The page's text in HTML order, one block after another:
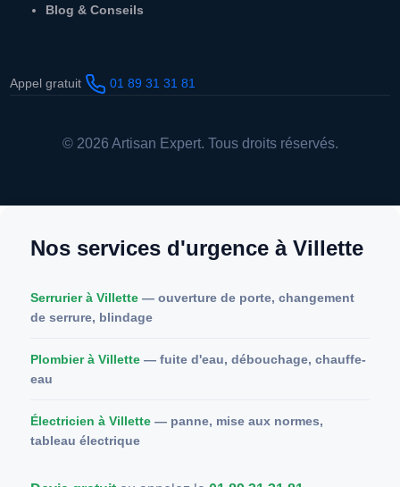
Blog & Conseils
Appel gratuit 01 89 31 31 81
© 2026 Artisan Expert. Tous droits réservés.
Nos services d'urgence à Villette
Serrurier à Villette — ouverture de porte, changement
de serrure, blindage
Plombier à Villette — fuite d'eau, débouchage, chauffe-
eau
Électricien à Villette — panne, mise aux normes,
tableau électrique